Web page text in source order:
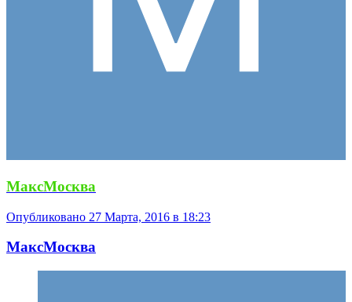
МаксМосква
Опубликовано 27 Марта, 2016 в 18:23
МаксМосква